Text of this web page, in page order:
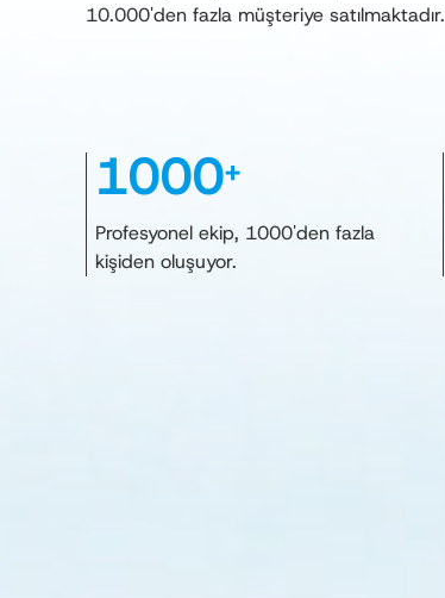
10.000'den fazla müşteriye
1000+
Profesyonel ekip, 1000'den fazla
kişiden oluşuyor.